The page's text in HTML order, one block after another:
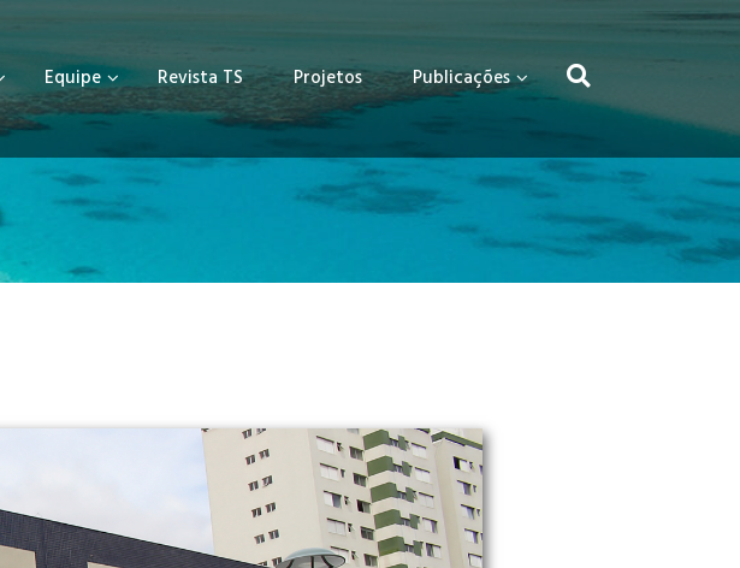
Equipe Revista TS Projetos Publicações